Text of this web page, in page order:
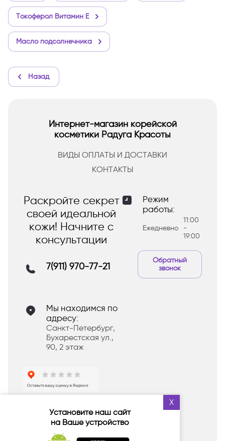
Токоферол Витамин Е
Масло подсолнечника
Назад
X
Установите наш сайт
на Ваше устройство
Интернет-магазин корейской
косметики Радуга Красоты
ВИДЫ ОПЛАТЫ И ДОСТАВКИ
КОНТАКТЫ
Раскройте секрет
своей идеальной
кожи! Начните с
консультации
7(911) 970-77-21
Мы находимся по
адресу:
Санкт-Петербург,
Бухарестская ул.,
90, 2 этаж
Режим
работы:
Ежедневно
11:00
-
19:00
Обратный
звонок
Оставьте отзыв в Яндекс и
получитеПОДАРОК
в следующем заказе